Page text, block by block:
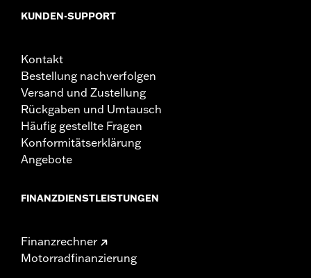
KUNDEN-SUPPORT
Kontakt
Bestellung nachverfolgen
Versand und Zustellung
Rückgaben und Umtausch
Häufig gestellte Fragen
Konformitätserklärung
Angebote
FINANZDIENSTLEISTUNGEN
Finanzrechner
Motorradfinanzierung